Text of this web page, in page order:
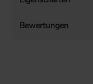
Bewertungen